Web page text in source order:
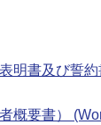
明書及び誓
概要書）